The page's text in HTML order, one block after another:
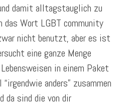
damit alltagstauglich zu
das Wort LGBT community
nicht benutzt, aber es ist
eine ganze Menge
in einem Paket
anders” zusammen
da sind die von dir